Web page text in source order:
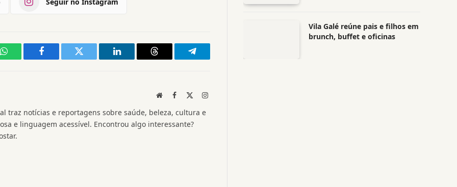
WhatsAppFacebook Twitter LinkedIn Threads Telegram
WebsiteFacebook Instagram
traz notícias e reportagens sobre saúde, beleza, cultura e
e linguagem acessível. Encontrou algo interessante?
Vila Galé reúne pais e filhos em
brunch, buffet e oficinas